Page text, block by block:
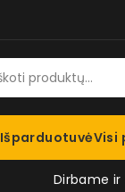
IšparduotuvėVisi
Dirbame ir